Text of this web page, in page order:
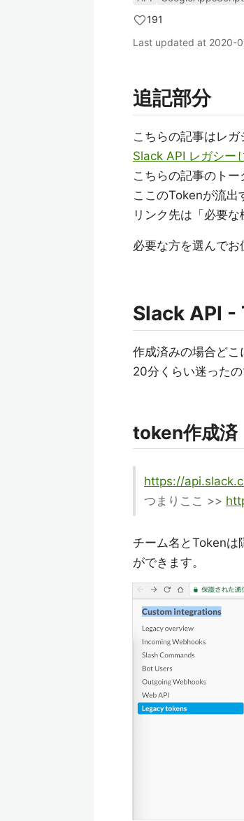
191
Last updated at 2020-
追記部分
こちらの記事はレガ
Slack API レガシー
こちらの記事のト
ここのTokenが流出
リンク先は「必要
必要な方を選んでお
Slack API -
作成済みの場合どこ
20分くらい迷った
token作成済
https://
つまりここ >>
チーム名とTokenは
ができます。